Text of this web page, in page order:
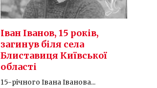
Іван Іванов, 15 років,
загинув біля села
Блиставиця Київської
області
15-річного Івана Іванова...